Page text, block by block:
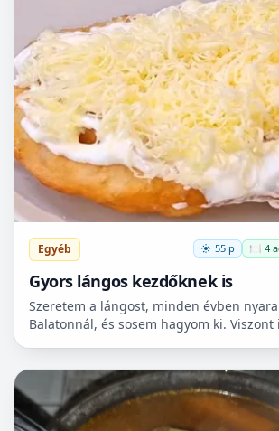
Egyéb 55 p 🍽️ 4
Gyors lángos kezdőknek is
Szeretem a lángost, minden évben
Balatonnál, és sosem hagyom ki.